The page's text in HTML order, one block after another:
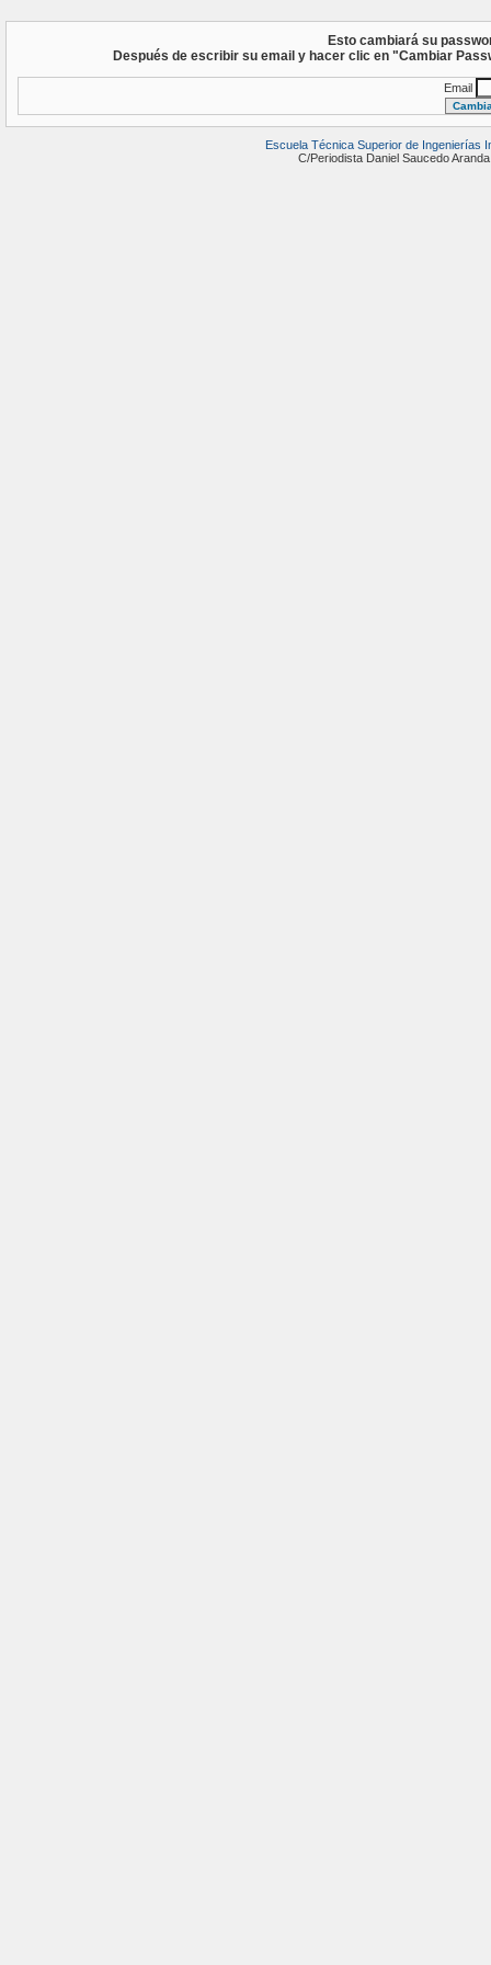
Esto cambiará su
Después de escribir su email y hacer clic en "Cambiar
Email
Escuela Técnica Superior de Ingenierías
C/Periodista Daniel Saucedo